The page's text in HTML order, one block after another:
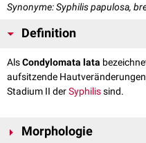
Synonyme: Syphilis papulosa,
Definition
AlsCondylomata lata
aufsitzende
Stadium II derSyphilissind.
Morphologie